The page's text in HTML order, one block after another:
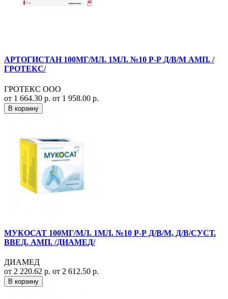
АРТОГИСТАН 100МГ/МЛ. 1МЛ. №10 Р-Р Д/В/М АМП. /
ГРОТЕКС/
ГРОТЕКС ООО
от 1 664.30 р. от 1 958.00 р.
В корзину
МУКОСАТ 100МГ/МЛ. 1МЛ. №10 Р-Р Д/В/М, Д/В/СУСТ.
ВВЕД. АМП. /ДИАМЕД/
ДИАМЕД
от 2 220.62 р. от 2 612.50 р.
В корзину